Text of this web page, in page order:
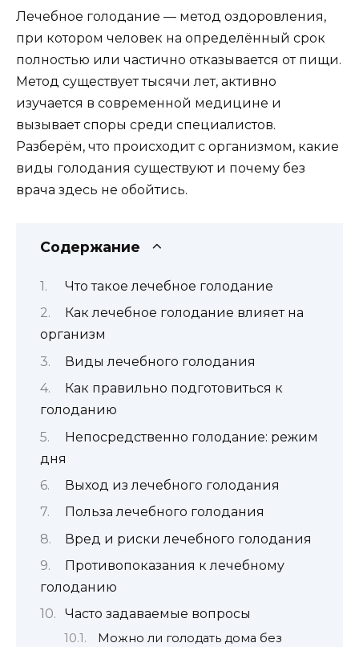
Лечебное голодание — метод оздоровления,
при котором человек на определённый срок
полностью или частично отказывается от пищи.
Метод существует тысячи лет, активно
изучается в современной медицине и
вызывает споры среди специалистов.
Разберём, что происходит с организмом, какие
виды голодания существуют и почему без
врача здесь не обойтись.
Содержание
Что такое лечебное голодание
Как лечебное голодание влияет на
организм
Виды лечебного голодания
Как правильно подготовиться к
голоданию
Непосредственно голодание: режим
дня
Выход из лечебного голодания
Польза лечебного голодания
Вред и риски лечебного голодания
Противопоказания к лечебному
голоданию
Часто задаваемые вопросы
Можно ли голодать дома без